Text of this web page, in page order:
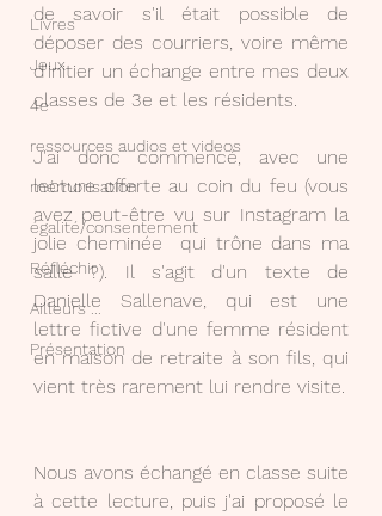
Livres
Jeux
4e
ressources audios et videos
mémorisation
égalité/consentement
Réfléchir
Ailleurs ...
Présentation
de savoir s'il était possible de
déposer des courriers, voire même
d'initier un échange entre mes deux
classes de 3e et les résidents.
J'ai donc commencé, avec une
lecture offerte au coin du feu (vous
avez peut-être vu sur Instagram la
jolie cheminée  qui trône dans ma
salle ?). Il s'agit d'un texte de
Danielle Sallenave, qui est une
lettre fictive d'une femme résident
en maison de retraite à son fils, qui
vient très rarement lui rendre visite.
Nous avons échangé en classe suite
à cette lecture, puis j'ai proposé le